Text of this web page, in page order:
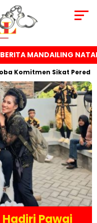
BERITA MANDAILING
Sikat Peredaran
Pawai